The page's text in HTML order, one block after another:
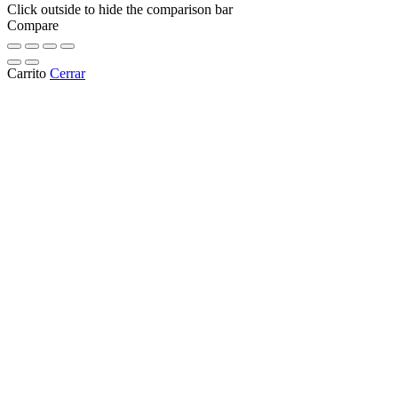
Click outside to hide the comparison bar
Compare
Carrito Cerrar